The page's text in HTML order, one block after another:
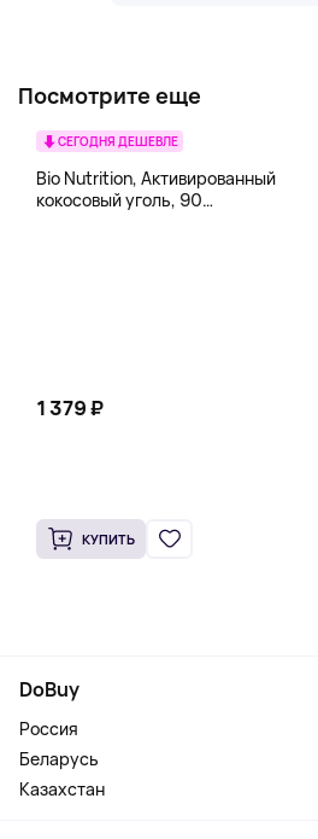
Посмотрите еще
СЕГОДНЯ ДЕШЕВЛЕ
Bio Nutrition, Активированный
кокосовый уголь, 90
1 379 ₽
КУПИТЬ
DoBuy
Россия
Беларусь
Казахстан